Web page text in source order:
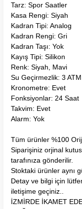
Tarz: Spor Saatler
Kasa Rengi: Siyah
Kadran Tipi: Analog
Kadran Rengi: Gri
Kadran Taşı: Yok
Kayış Tipi: Silikon
Renk: Siyah, Mavi
Su Geçirmezlik: 3 ATM
Kronometre: Evet
Fonksiyonlar: 24 Saat
Takvim: Evet
Alarm: Yok
Tüm ürünler %100
Siparişiniz orjinal
tarafınıza gönderilir.
Stoktaki ürünler aynı
Detay ve bilgi için
iletişime geçiniz..
İZMİRDE İKAMET